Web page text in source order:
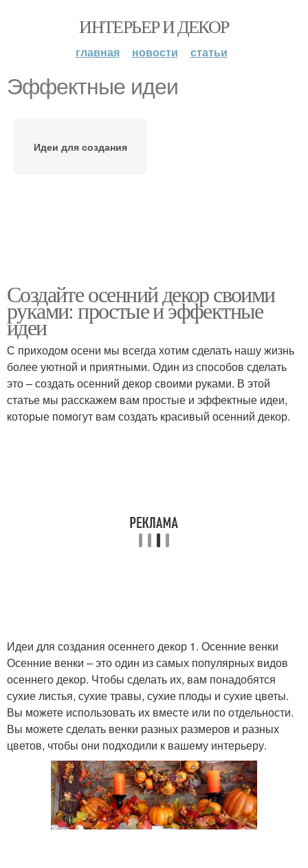
ИНТЕРЬЕР И ДЕКОР
главная новости статьи
Эффектные идеи
Идеи для создания
Создайте осенний декор своими
руками: простые и эффектные
идеи
С приходом осени мы всегда хотим сделать нашу жизнь
более уютной и приятными. Один из способов сделать
это – создать осенний декор своими руками. В этой
статье мы расскажем вам простые и эффектные идеи,
которые помогут вам создать красивый осенний декор.
Идеи для создания осеннего декор 1. Осенние венки
Осенние венки – это один из самых популярных видов
осеннего декор. Чтобы сделать их, вам понадобятся
сухие листья, сухие травы, сухие плоды и сухие цветы.
Вы можете использовать их вместе или по отдельности.
Вы можете сделать венки разных размеров и разных
цветов, чтобы они подходили к вашему интерьеру.